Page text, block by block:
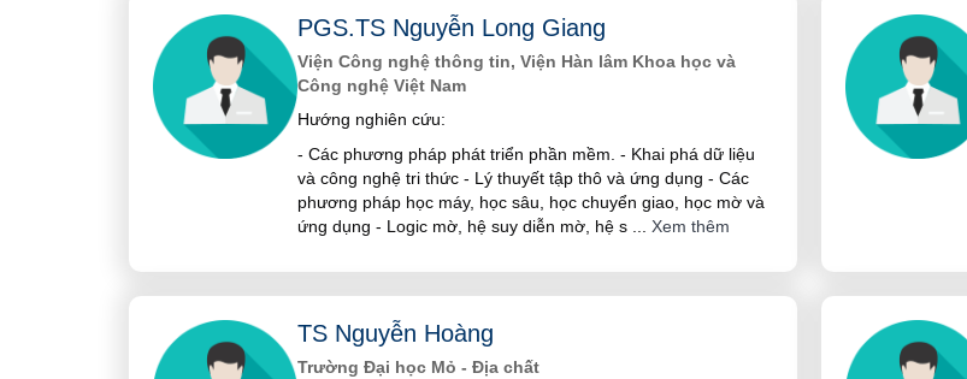
PGS.TS Nguyễn Long Giang
Viện Công nghệ thông tin, Viện Hàn lâm Khoa học và
Công nghệ Việt Nam
Hướng nghiên cứu:
- Các phương pháp phát triển phần mềm. - Khai phá dữ liệu
và công nghệ tri thức - Lý thuyết tập thô và ứng dụng - Các
phương pháp học máy, học sâu, học chuyển giao, học mờ và
ứng dụng - Logic mờ, hệ suy diễn mờ, hệ s
Xem thêm
TS Nguyễn Hoàng
Trường Đại học Mỏ - Địa chất